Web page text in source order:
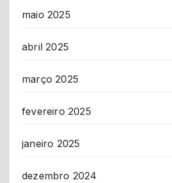
maio 2025
abril 2025
março 2025
fevereiro 2025
janeiro 2025
dezembro 2024